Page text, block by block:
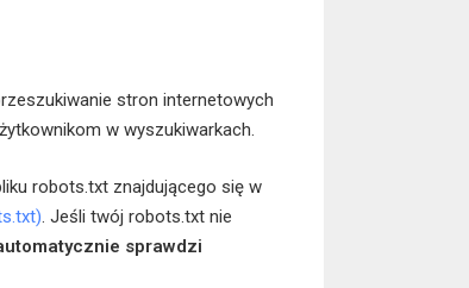
stron internetowych
w wyszukiwarkach.
robots.txt znajdującego się w
. Jeśli twój robots.txt nie
sprawdzi